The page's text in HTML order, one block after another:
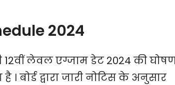
2024
12वीं लेवल एग्जाम डेट 2024 की
द्वारा जारी नोटिस के अनुसार